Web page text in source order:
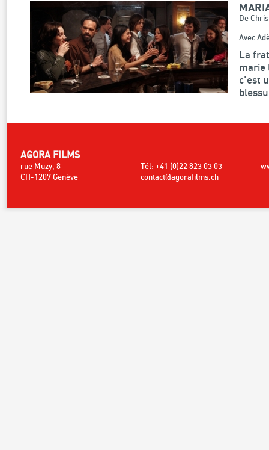
De
Avec
La
marie
c’est
AGORA FILMS
rue Muzy, 8 Tél: +41 (0)22 823 03 03
CH-1207 Genève
contact@agorafilms.ch